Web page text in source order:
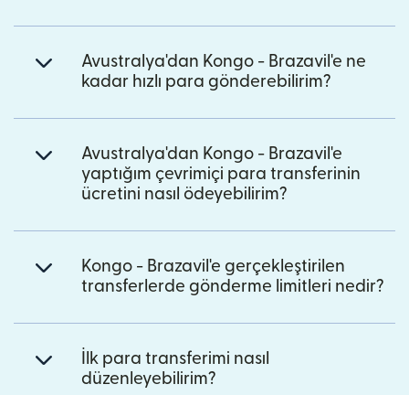
Avustralya'dan Kongo - Brazavil'e ne
kadar hızlı para gönderebilirim?
Avustralya'dan Kongo - Brazavil'e
yaptığım çevrimiçi para transferinin
ücretini nasıl ödeyebilirim?
Kongo - Brazavil'e gerçekleştirilen
transferlerde gönderme limitleri nedir?
İlk para transferimi nasıl
düzenleyebilirim?